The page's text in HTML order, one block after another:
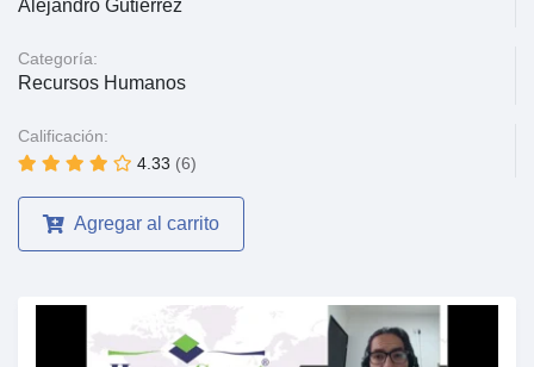
Alejandro Gutiérrez
Categoría:
Recursos Humanos
Calificación:
4.33 (6)
Agregar al carrito